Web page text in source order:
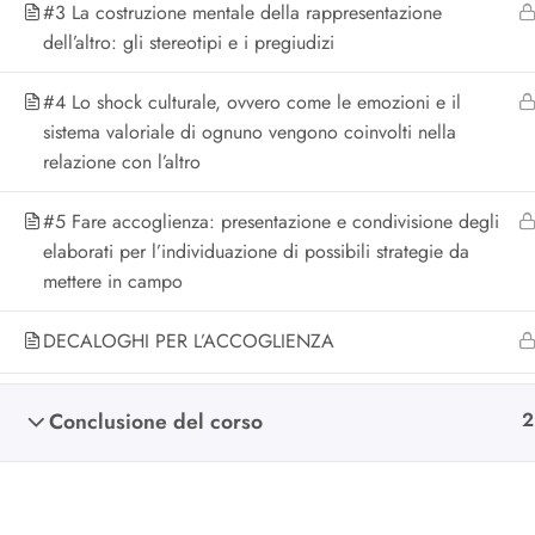
#3 La costruzione mentale della rappresentazione
dell’altro: gli stereotipi e i pregiudizi
#4 Lo shock culturale, ovvero come le emozioni e il
sistema valoriale di ognuno vengono coinvolti nella
relazione con l’altro
#5 Fare accoglienza: presentazione e condivisione degli
elaborati per l’individuazione di possibili strategie da
mettere in campo
DECALOGHI PER L’ACCOGLIENZA
Conclusione del corso 2